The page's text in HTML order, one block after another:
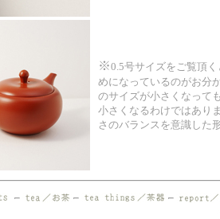
※0.5号サイズをご覧頂
めになっているのがお分
のサイズが小さくなって
小さくなるわけではあり
さのバランスを意識した